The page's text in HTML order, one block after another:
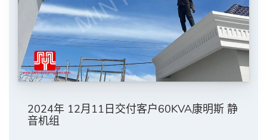
2024年 12月11日交付客户60KVA康明斯 静
音机组